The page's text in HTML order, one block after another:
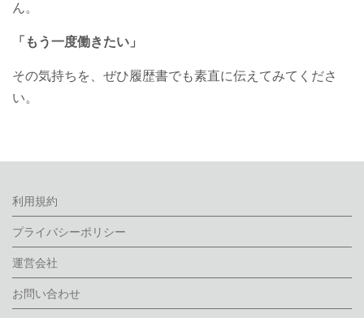
ん。
「もう一度働きたい」
その気持ちを、ぜひ履歴書でも素直に伝えてみてくださ
い。
利用規約
プライバシーポリシー
運営会社
お問い合わせ